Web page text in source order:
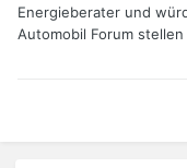
Energieberater und
Automobil Forum stellen